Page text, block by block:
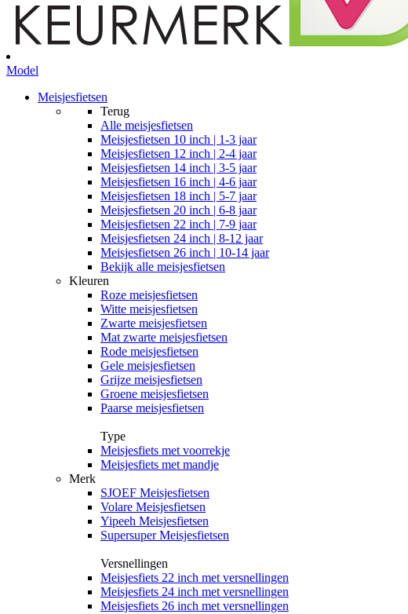
Model
Meisjesfietsen
Terug
Alle meisjesfietsen
Meisjesfietsen 10 inch | 1-3 jaar
Meisjesfietsen 12 inch | 2-4 jaar
Meisjesfietsen 14 inch | 3-5 jaar
Meisjesfietsen 16 inch | 4-6 jaar
Meisjesfietsen 18 inch | 5-7 jaar
Meisjesfietsen 20 inch | 6-8 jaar
Meisjesfietsen 22 inch | 7-9 jaar
Meisjesfietsen 24 inch | 8-12 jaar
Meisjesfietsen 26 inch | 10-14 jaar
Bekijk alle meisjesfietsen
Kleuren
Roze meisjesfietsen
Witte meisjesfietsen
Zwarte meisjesfietsen
Mat zwarte meisjesfietsen
Rode meisjesfietsen
Gele meisjesfietsen
Grijze meisjesfietsen
Groene meisjesfietsen
Paarse meisjesfietsen
Type
Meisjesfiets met voorrekje
Meisjesfiets met mandje
Merk
SJOEF Meisjesfietsen
Volare Meisjesfietsen
Yipeeh Meisjesfietsen
Supersuper Meisjesfietsen
Versnellingen
Meisjesfiets 22 inch met versnellingen
Meisjesfiets 24 inch met versnellingen
Meisjesfiets 26 inch met versnellingen